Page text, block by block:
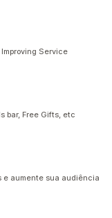
Service
bar, Free Gifts, etc
e aumente sua audiência